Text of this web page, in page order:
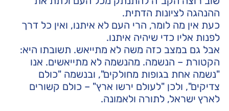
ההנהגה לציונות הדתית.
כעת אין מה לומר, הרי העם לא איתנו, ואין כל דרך
לפנות אליו כדי שיהיה איתנו.
אבל גם במצב כזה משה לא מתייאש. תשובתו היא:
הקטורת – הנשמה. מהנשמה לא מתייאשים. אנו
"נשמה אחת בגופות מחולקים", ובנשמה "כולם
צדיקים", ולכן "לעולם ירשו ארץ" – כולם קשורים
לארץ ישראל, לתורה ולאמונה.